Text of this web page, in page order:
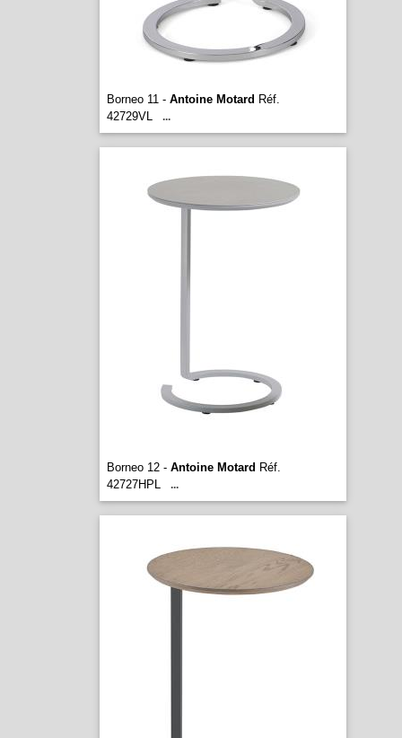
Borneo 11 - Antoine Motard Réf.
42729VL
...
Borneo 12 - Antoine Motard Réf.
42727HPL
...